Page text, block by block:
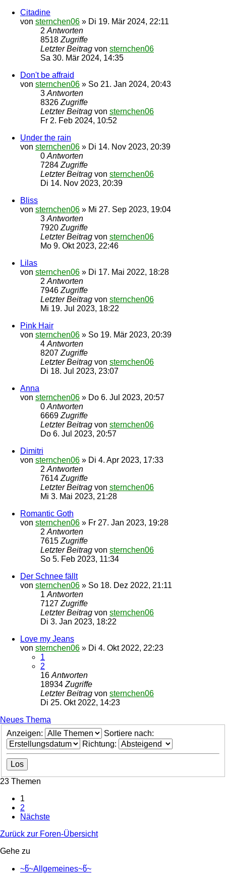
Citadine
von sternchen06 » Di 19. Mär 2024, 22:11
2 Antworten
8518 Zugriffe
Letzter Beitrag von sternchen06
Sa 30. Mär 2024, 14:35
Don't be affraid
von sternchen06 » So 21. Jan 2024, 20:43
3 Antworten
8326 Zugriffe
Letzter Beitrag von sternchen06
Fr 2. Feb 2024, 10:52
Under the rain
von sternchen06 » Di 14. Nov 2023, 20:39
0 Antworten
7284 Zugriffe
Letzter Beitrag von sternchen06
Di 14. Nov 2023, 20:39
Bliss
von sternchen06 » Mi 27. Sep 2023, 19:04
3 Antworten
7920 Zugriffe
Letzter Beitrag von sternchen06
Mo 9. Okt 2023, 22:46
Lilas
von sternchen06 » Di 17. Mai 2022, 18:28
2 Antworten
7946 Zugriffe
Letzter Beitrag von sternchen06
Mi 19. Jul 2023, 18:22
Pink Hair
von sternchen06 » So 19. Mär 2023, 20:39
4 Antworten
8207 Zugriffe
Letzter Beitrag von sternchen06
Di 18. Jul 2023, 23:07
Anna
von sternchen06 » Do 6. Jul 2023, 20:57
0 Antworten
6669 Zugriffe
Letzter Beitrag von sternchen06
Do 6. Jul 2023, 20:57
Dimitri
von sternchen06 » Di 4. Apr 2023, 17:33
2 Antworten
7614 Zugriffe
Letzter Beitrag von sternchen06
Mi 3. Mai 2023, 21:28
Romantic Goth
von sternchen06 » Fr 27. Jan 2023, 19:28
2 Antworten
7615 Zugriffe
Letzter Beitrag von sternchen06
So 5. Feb 2023, 11:34
Der Schnee fällt
von sternchen06 » So 18. Dez 2022, 21:11
1 Antworten
7127 Zugriffe
Letzter Beitrag von sternchen06
Di 3. Jan 2023, 18:22
Love my Jeans
von sternchen06 » Di 4. Okt 2022, 22:23
1
2
16 Antworten
18934 Zugriffe
Letzter Beitrag von sternchen06
Di 25. Okt 2022, 14:23
Neues Thema
Anzeigen:
Sortiere nach:
Richtung:
23 Themen
1
2
Nächste
Zurück zur Foren-Übersicht
Gehe zu
~წ~Allgemeines~წ~